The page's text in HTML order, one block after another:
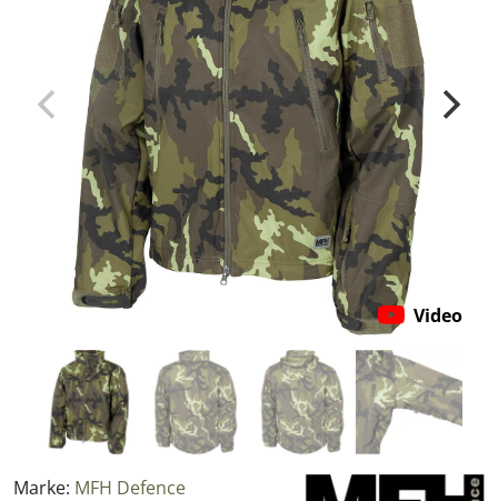
Video
Marke: MFH Defence